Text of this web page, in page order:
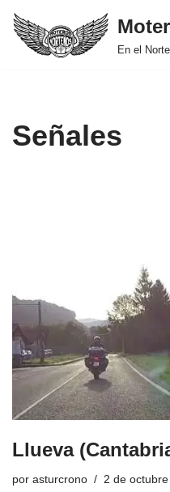
Saltar
En el
Señales
Llueva
por asturcrono 2 de